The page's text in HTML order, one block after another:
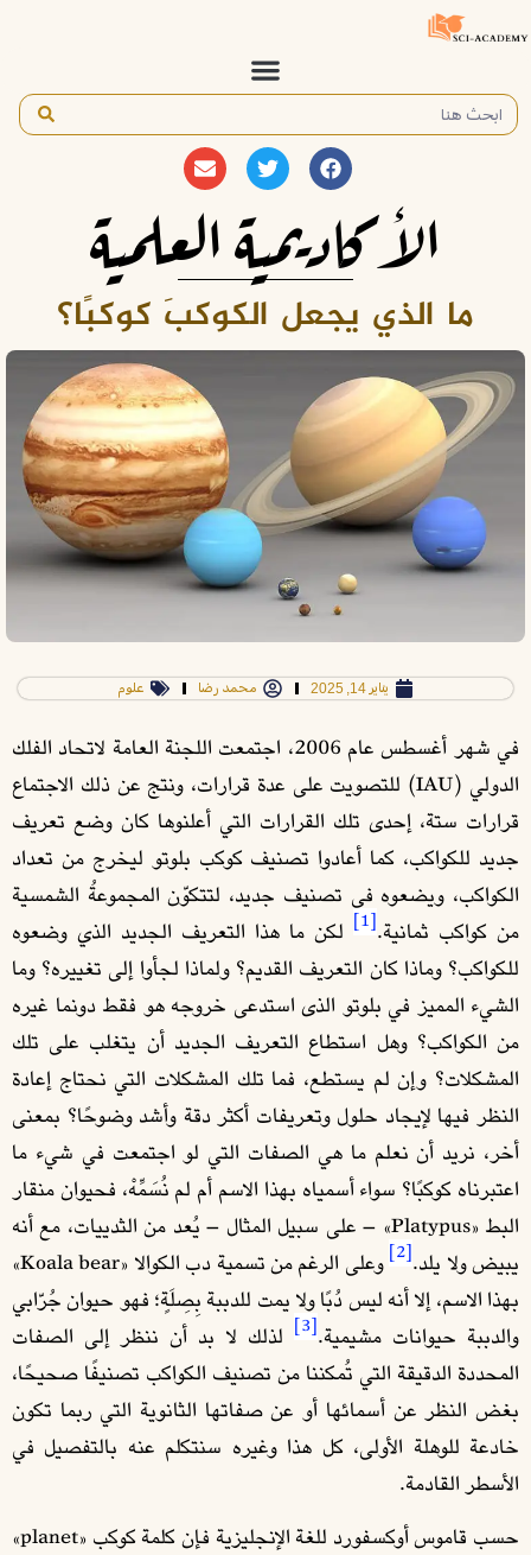
الأكاديمية العلمية
ما الذي يجعل الكوكبَ كوكبًا؟
يناير 14, 2025 محمد رضا علوم
في شهر أغسطس عام 2006، اجتمعت اللجنة العامة لاتحاد الفلك
الدولي (IAU) للتصويت على عدة قرارات، ونتج عن ذلك الاجتماع
قرارات ستة، إحدى تلك القرارات التي أعلنوها كان وضع تعريف
جديد للكواكب، كما أعادوا تصنيف كوكب بلوتو ليخرج من تعداد
الكواكب، ويضعوه في تصنيف جديد، لتتكوّن المجموعةُ الشمسية
من كواكب ثمانية.[1]
لكن ما هذا التعريف الجديد الذي وضعوه
للكواكب؟ وماذا كان التعريف القديم؟ ولماذا لجأوا إلى تغييره؟ وما
الشيء المميز في بلوتو الذى استدعى خروجه هو فقط دونما غيره
من الكواكب؟ وهل استطاع التعريف الجديد أن يتغلب على تلك
المشكلات؟ وإن لم يستطع، فما تلك المشكلات التي نحتاج إعادة
النظر فيها لإيجاد حلول وتعريفات أكثر دقة وأشد وضوحًا؟ بمعنى
أخر، نريد أن نعلم ما هي الصفات التي لو اجتمعت في شيء ما
اعتبرناه كوكبًا؟ سواء أسمياه بهذا الاسم أم لم نُسَمِّهْ، فحيوان منقار
البط «Platypus» – على سبيل المثال – يُعد من الثدييات، مع أنه
يبيض ولا يلد.[2]
وعلى الرغم من تسمية دب الكوالا «Koala bear»
بهذا الاسم، إلا أنه ليس دُبًا ولا يمت للدببة بِصِلَةٍ؛ فهو حيوان جُرّابي
والدببة حيوانات مشيمية.[3]
لذلك لا بد أن ننظر إلى الصفات
المحددة الدقيقة التي تُمكننا من تصنيف الكواكب تصنيفًا صحيحًا،
بغض النظر عن أسمائها أو عن صفاتها الثانوية التي ربما تكون
خادعة للوهلة الأولى، كل هذا وغيره سنتكلم عنه بالتفصيل في
الأسطر القادمة.
حسب قاموس أوكسفورد للغة الإنجليزية فإن كلمة كوكب «planet»